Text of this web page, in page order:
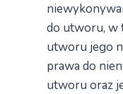
do utworu, w
utworu jego
prawa do
utworu oraz